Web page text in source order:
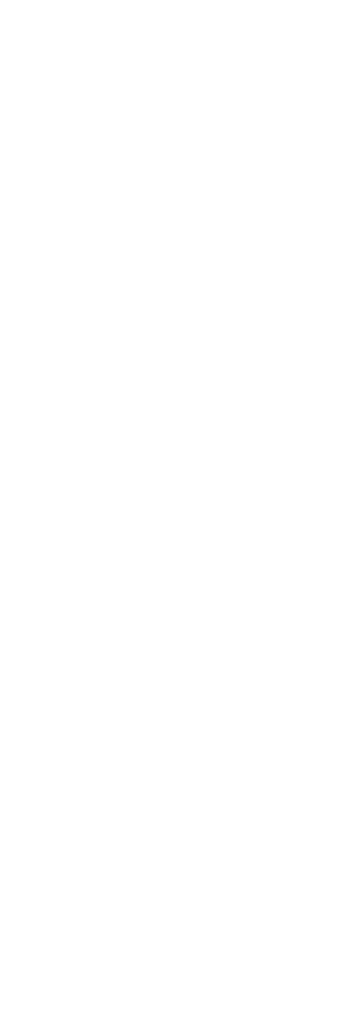
V zadnjih 14 dneh je praktično
V zadnjih tednih se je
koronavirusno bolezen
torka, 20. oktobra do
pozitivnih testov je bilo
okužb. Število
V zadnjih 14 dneh je
vsaj ena okužba. Brez